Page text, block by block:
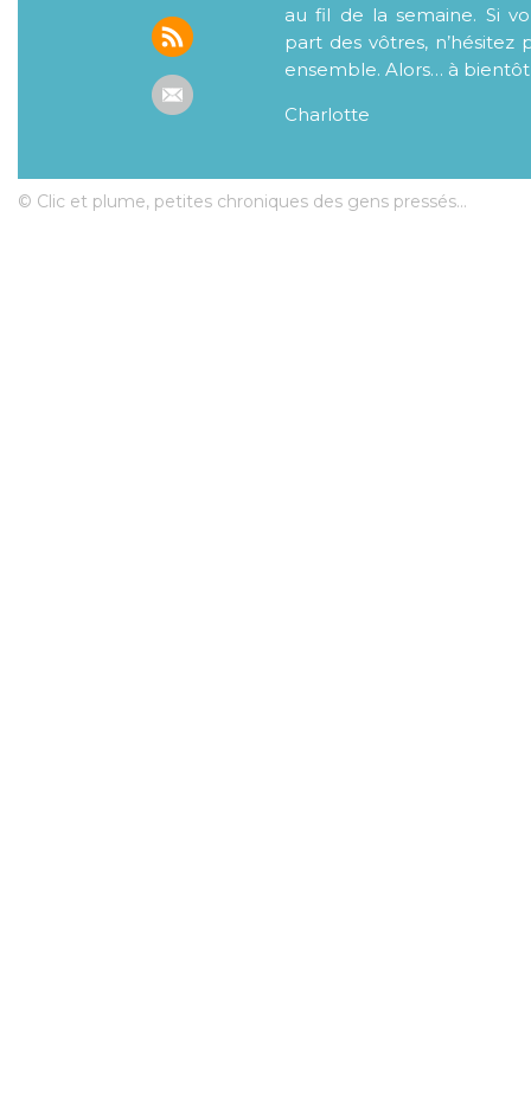
au fil de la semaine. Si
part des vôtres, n’hésitez
ensemble. Alors… à bientôt
Charlotte
© Clic et plume, petites chroniques des gens pressés...